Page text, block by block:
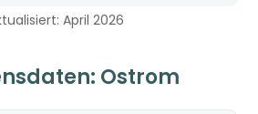
April 2026
Ostrom